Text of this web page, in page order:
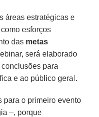
áreas estratégicas e
esforços
das metas
será elaborado
para
e ao público geral.
para o primeiro evento
–, porque